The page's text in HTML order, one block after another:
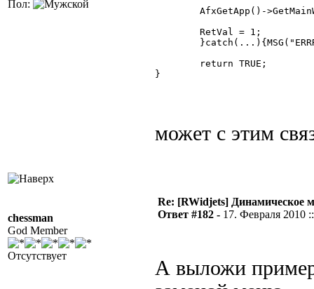
Пол:
	AfxGetApp()->
}
может с этим
chessman
God Member
Отсутствует
Re: [RWidjets] Динамическое
Ответ #182 - 17. Февраля 2010
А выложи